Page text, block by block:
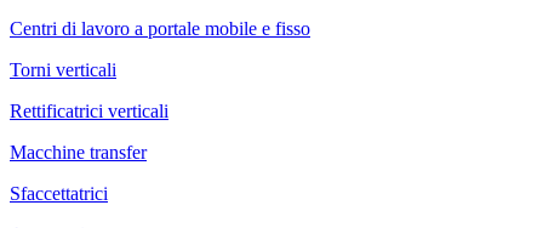
Centri di lavoro a portale mobile e fisso
Torni verticali
Rettificatrici verticali
Macchine transfer
Sfaccettatrici